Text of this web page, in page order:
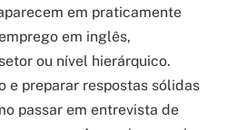
em praticamente
em inglês,
ou nível hierárquico.
e preparar respostas sólidas
passar em entrevista de